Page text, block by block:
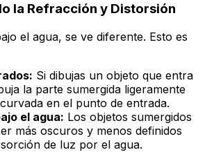
la Refracción y Distorsión
el agua, se ve diferente. Esto es
Si dibujas un objeto que entra
la parte sumergida ligeramente
en el punto de entrada.
el agua: Los objetos sumergidos
más oscuros y menos definidos
de luz por el agua.